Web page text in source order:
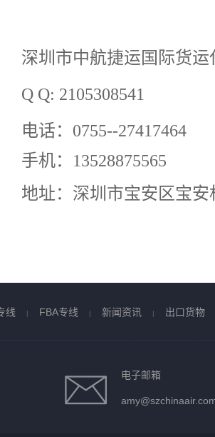
深圳市中航捷运国际货运
Q Q: 2105308541
电话：0755--27417464
手机：13528875565
地址：深圳市宝安区宝
线 | FBA专线 | 新闻资讯 | 出口货物
电子邮箱